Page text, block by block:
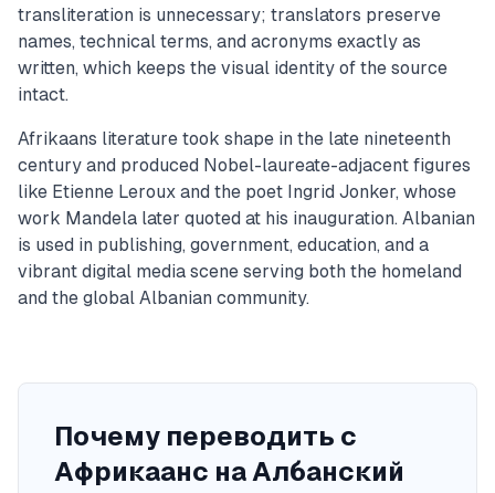
transliteration is unnecessary; translators preserve
names, technical terms, and acronyms exactly as
written, which keeps the visual identity of the source
intact.
Afrikaans literature took shape in the late nineteenth
century and produced Nobel-laureate-adjacent figures
like Etienne Leroux and the poet Ingrid Jonker, whose
work Mandela later quoted at his inauguration. Albanian
is used in publishing, government, education, and a
vibrant digital media scene serving both the homeland
and the global Albanian community.
Почему переводить с
Африкаанс на Албанский